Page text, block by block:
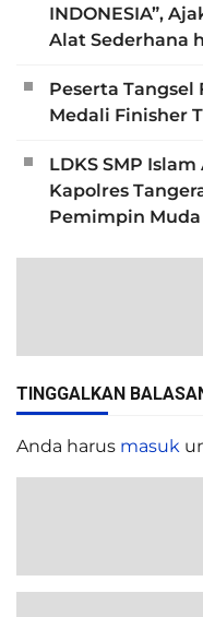
INDONESIA”,
Alat Sederhana
Peserta Tangsel
Medali Finisher
LDKS SMP
Kapolres
Pemimpin Muda
TINGGALKAN
Anda harus masuk